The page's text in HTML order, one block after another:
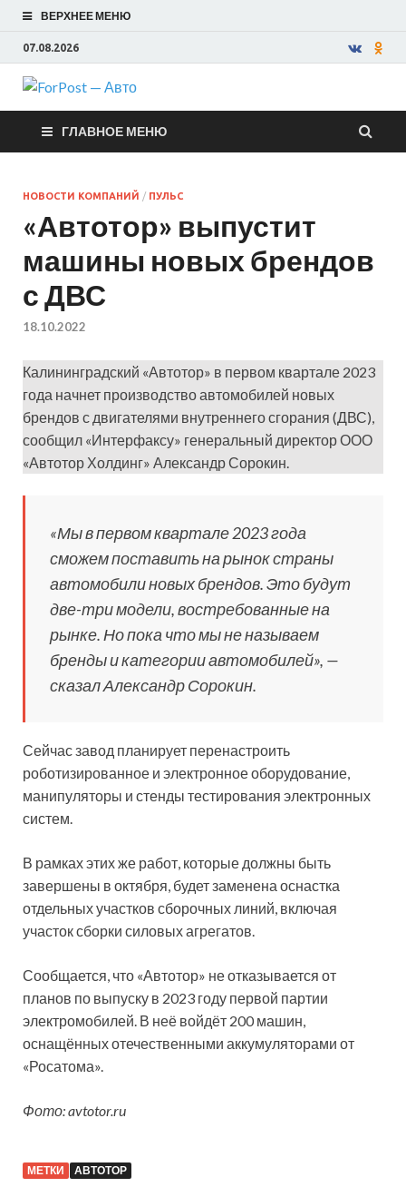
ВЕРХНЕЕ МЕНЮ
07.08.2026
ForPost —
Авто
ГЛАВНОЕ МЕНЮ
НОВОСТИ КОМПАНИЙ / ПУЛЬС
«Автотор» выпустит
машины новых брендов
с ДВС
18.10.2022
Калининградский «Автотор» в первом квартале 2023
года начнет производство автомобилей новых
брендов с двигателями внутреннего сгорания (ДВС),
сообщил «Интерфаксу» генеральный директор ООО
«Автотор Холдинг» Александр Сорокин.
«Мы в первом квартале 2023 года
сможем поставить на рынок страны
автомобили новых брендов. Это будут
две-три модели, востребованные на
рынке. Но пока что мы не называем
бренды и категории автомобилей», —
сказал Александр Сорокин.
Сейчас завод планирует перенастроить
роботизированное и электронное оборудование,
манипуляторы и стенды тестирования электронных
систем.
В рамках этих же работ, которые должны быть
завершены в октября, будет заменена оснастка
отдельных участков сборочных линий, включая
участок сборки силовых агрегатов.
Сообщается, что «Автотор» не отказывается от
планов по выпуску в 2023 году первой партии
электромобилей. В неё войдёт 200 машин,
оснащённых отечественными аккумуляторами от
«Росатома».
Фото: avtotor.ru
МЕТКИ АВТОТОР